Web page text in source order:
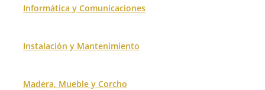
Informática y Comunicaciones
Instalación y Mantenimiento
Madera, Mueble y Corcho